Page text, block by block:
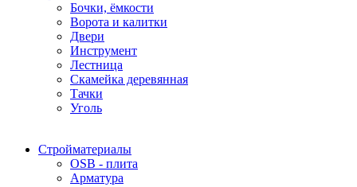
Бочки, ёмкости
Ворота и калитки
Двери
Инструмент
Лестница
Скамейка деревянная
Тачки
Уголь
Стройматериалы
OSB - плита
Арматура